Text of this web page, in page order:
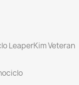
LeaperKim Veteran